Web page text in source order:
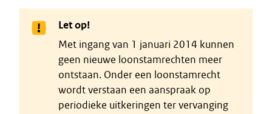
Let op!
Met ingang van 1 januari 2014 kunnen
geen nieuwe loonstamrechten meer
ontstaan. Onder een loonstamrecht
wordt verstaan een aanspraak op
periodieke uitkeringen ter vervanging